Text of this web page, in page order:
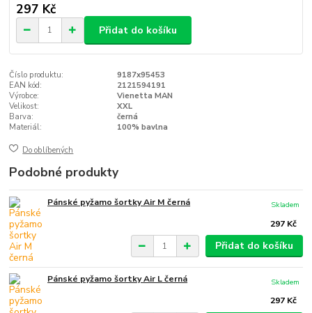
297 Kč
Přidat do košíku
Číslo produktu:
9187x95453
EAN kód:
2121594191
Výrobce:
Vienetta MAN
Velikost:
XXL
Barva:
černá
Materiál:
100% bavlna
Do oblíbených
Podobné produkty
Pánské pyžamo šortky Air M černá
297 Kč
Skladem
Přidat do košíku
Pánské pyžamo šortky Air L černá
297 Kč
Skladem